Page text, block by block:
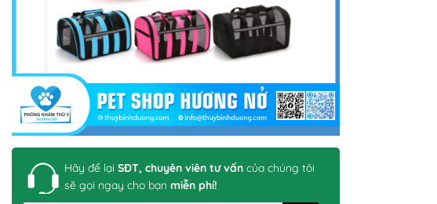
Hãy để lại SĐT, chuyên viên tư vấn của chúng tôi
sẽ gọi ngay cho bạn miễn phí!